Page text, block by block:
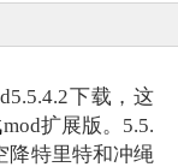
下载，这
mod扩展版。5.5.
降特里特和冲绳